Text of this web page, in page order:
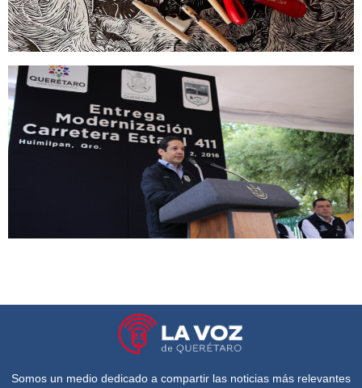
Somos un medio dedicado a compartir las noticias más relevantes